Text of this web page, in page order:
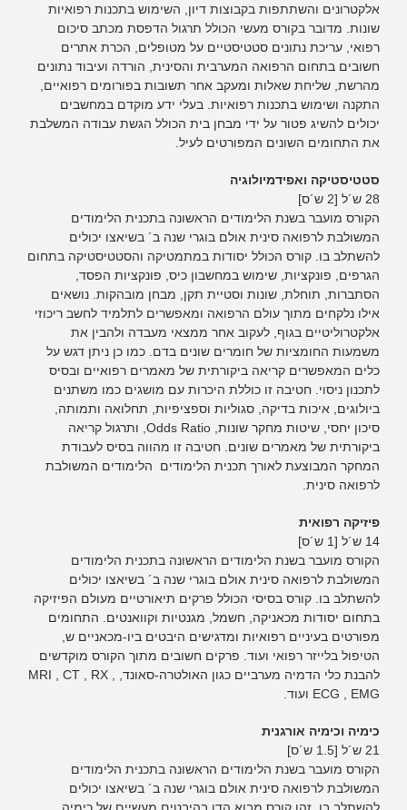
אלקטרונים והשתתפות בקבוצות דיון, השימוש בתכנות רפואיות
שונות. מדובר בקורס מעשי הכולל תרגול הדפסת מכתב סיכום
רפואי, עריכת נתונים סטטיסטיים על מטופלים, הכרת אתרים
חשובים בתחום הרפואה המערבית והסינית, הורדה ועיבוד נתונים
מהרשת, שליחת שאלות ומעקב אחר תשובות בפורומים רפואיים,
התקנה ושימוש בתכנות רפואיות. בעלי ידע מוקדם במחשבים
יכולים להשיג פטור על ידי מבחן בית הכולל הגשת עבודה המשלבת
את התחומים השונים המפורטים לעיל.
סטטיסטיקה ואפידמיולוגיה
28 ש´ל [2 ש´ס]
הקורס מועבר בשנת הלימודים הראשונה בתכנית הלימודים
המשולבת לרפואה סינית אולם בוגרי שנה ב´ בשיאצו יכולים
להשתלב בו. קורס הכולל יסודות במתמטיקה והסטטיסטיקה בתחום
הגרפים, פונקציות, שימוש במחשבון כיס, פונקציות הפסד,
הסתברות, תוחלת, שונות וסטיית תקן, מבחן מובהקות. נושאים
אילו נלקחים מתוך עולם הרפואה ומאפשרים לתלמיד לחשב ריכוזי
אלקטרוליטיים בגוף, לעקוב אחר ממצאי מעבדה ולהבין את
משמעות החומציות של חומרים שונים בדם. כמו כן ניתן דגש על
כלים המאפשרים קריאה ביקורתית של מאמרים רפואיים ובסיס
לתכנון ניסוי. חטיבה זו כוללת היכרות עם מושגים כמו משתנים
ביולוגים, איכות בדיקה, סגוליות וספציפיות, תחלואה ותמותה,
סיכון יחסי, שיטות מחקר שונות, Odds Ratio, ותרגול קריאה
ביקורתית של מאמרים שונים. חטיבה זו מהווה בסיס לעבודת
המחקר המבוצעת לאורך תכנית הלימודים הלימודים המשולבת
לרפואה סינית.
פיזיקה רפואית
14 ש´ל [1 ש´ס]
הקורס מועבר בשנת הלימודים הראשונה בתכנית הלימודים
המשולבת לרפואה סינית אולם בוגרי שנה ב´ בשיאצו יכולים
להשתלב בו. קורס בסיסי הכולל פרקים תיאורטיים מעולם הפיזיקה
בתחום יסודות מכאניקה, חשמל, מגנטיות וקוואנטים. התחומים
מפורטים בעיניים רפואיות ומדגישים היבטים ביו-מכאניים ש,
הטיפול בלייזר רפואי ועוד. פרקים חשובים מתוך הקורס מוקדשים
להבנת כלי הדמיה מערביים כגון האולטרה-סאונד, MRI , CT , RX ,
ECG , EMG ועוד.
כימיה וכימיה אורגנית
21 ש´ל [1.5 ש´ס]
הקורס מועבר בשנת הלימודים הראשונה בתכנית הלימודים
המשולבת לרפואה סינית אולם בוגרי שנה ב´ בשיאצו יכולים
להשתלב בו. זהו קורס מבוא הדן בהיבטים מעשיים של כימיה